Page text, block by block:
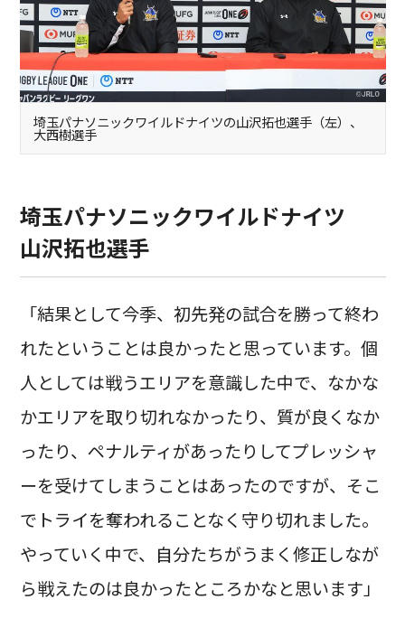
埼玉パナソニックワイルドナイツの山沢拓也選手（左）、
大西樹選手
埼玉パナソニックワイルドナイツ
山沢拓也選手
「結果として今季、初先発の試合を勝って終わ
れたということは良かったと思っています。個
人としては戦うエリアを意識した中で、なかな
かエリアを取り切れなかったり、質が良くなか
ったり、ペナルティがあったりしてプレッシャ
ーを受けてしまうことはあったのですが、そこ
でトライを奪われることなく守り切れました。
やっていく中で、自分たちがうまく修正しなが
ら戦えたのは良かったところかなと思います」